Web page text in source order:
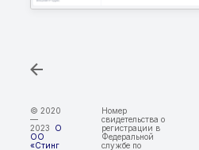
© 2020
—
2023 О
ОО
«Стинг
Номер
свидетельства о
регистрации в
Федеральной
службе по